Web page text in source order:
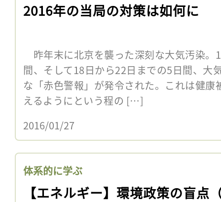
2016年の当局の対策は如何に
昨年末に北京を襲った深刻な大気汚染。
間、そして18日から22日までの5日間、大
な「赤色警報」が発令された。これは健
えるようにという程の […]
2016/01/27
体系的に学ぶ
【エネルギー】環境政策の盲点